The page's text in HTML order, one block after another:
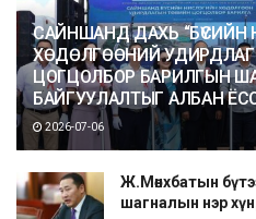
САЙНШАНД ДАХЬ “БҮСИЙН
ХӨДӨЛГӨӨНИЙ
ЦОГЦОЛБОР БАРИЛГЫН
БАЙГУУЛАЛТЫГ АЛБАН
2026-07-06
Ж.Мөнхбатын
шагналын нэр